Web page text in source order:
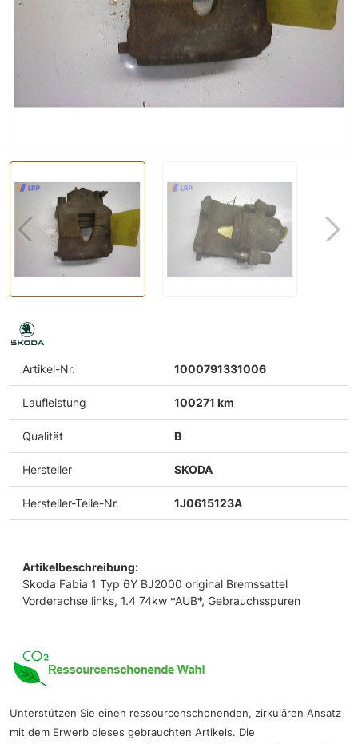
Artikel-Nr. 1000791331006
Laufleistung 100271 km
Qualität B
Hersteller SKODA
Hersteller-Teile-Nr. 1J0615123A
Artikelbeschreibung:
Skoda Fabia 1 Typ 6Y BJ2000 original Bremssattel
Vorderachse links, 1.4 74kw *AUB*, Gebrauchsspuren
Unterstützen Sie einen ressourcenschonenden, zirkulären Ansatz
mit dem Erwerb dieses gebrauchten Artikels. Die